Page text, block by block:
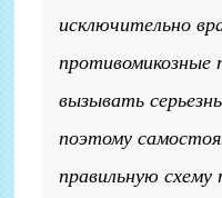
исключительно
вызывать
поэтому
правильную схему